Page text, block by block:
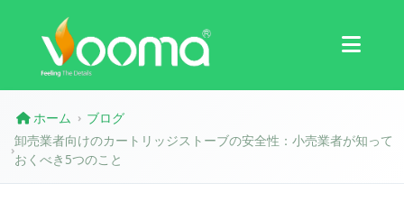
認証
ケーススタディ
ホーム › ブログ
›
卸売業者向けのカートリッジストーブの安全性：小売業者が知って
おくべき5つのこと